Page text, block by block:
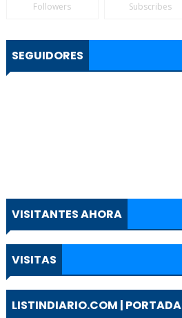
Followers Subscribes
SEGUIDORES
VISITANTES AHORA
VISITAS
LISTINDIARIO.COM | PORTADA